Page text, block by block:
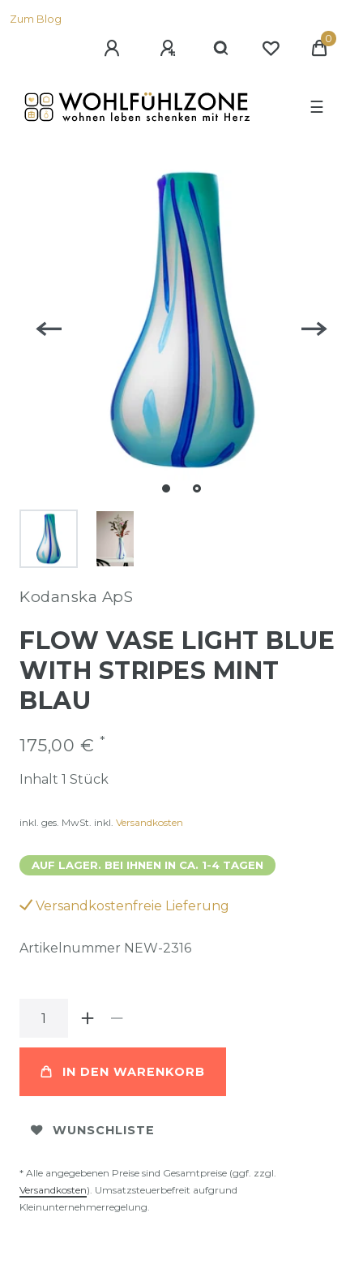
Zum Blog
0
☰
Kodanska ApS
FLOW VASE LIGHT BLUE
WITH STRIPES MINT
BLAU
175,00 € *
Inhalt 1 Stück
inkl. ges. MwSt. inkl. Versandkosten
AUF LAGER. BEI IHNEN IN CA. 1-4 TAGEN
Versandkostenfreie Lieferung
Artikelnummer NEW-2316
IN DEN WARENKORB
WUNSCHLISTE
* Alle angegebenen Preise sind Gesamtpreise (ggf. zzgl.
Versandkosten). Umsatzsteuerbefreit aufgrund
Kleinunternehmerregelung.